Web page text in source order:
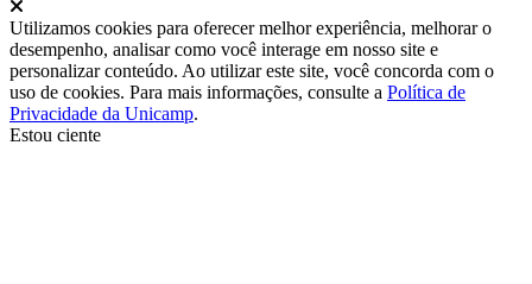
Utilizamos cookies para oferecer melhor experiência, melhorar o
desempenho, analisar como você interage em nosso site e
personalizar conteúdo. Ao utilizar este site, você concorda com o
uso de cookies. Para mais informações, consulte a Política de
Privacidade da Unicamp.
Estou ciente